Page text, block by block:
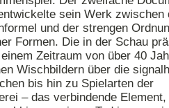
sein Werk zwischen
und der strengen
Formen. Die in der Schau
Zeitraum von über 40
Wischbildern über die
bis hin zu Spielarten der
– das verbindende